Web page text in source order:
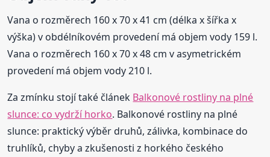
Vana o rozměrech 160 x 70 x 41 cm (délka x šířka x
výška) v obdélníkovém provedení má objem vody 159 l.
Vana o rozměrech 160 x 70 x 48 cm v asymetrickém
provedení má objem vody 210 l.
Za zmínku stojí také článek Balkonové rostliny na plné
slunce: co vydrží horko. Balkonové rostliny na plné
slunce: praktický výběr druhů, zálivka, kombinace do
truhlíků, chyby a zkušenosti z horkého českého